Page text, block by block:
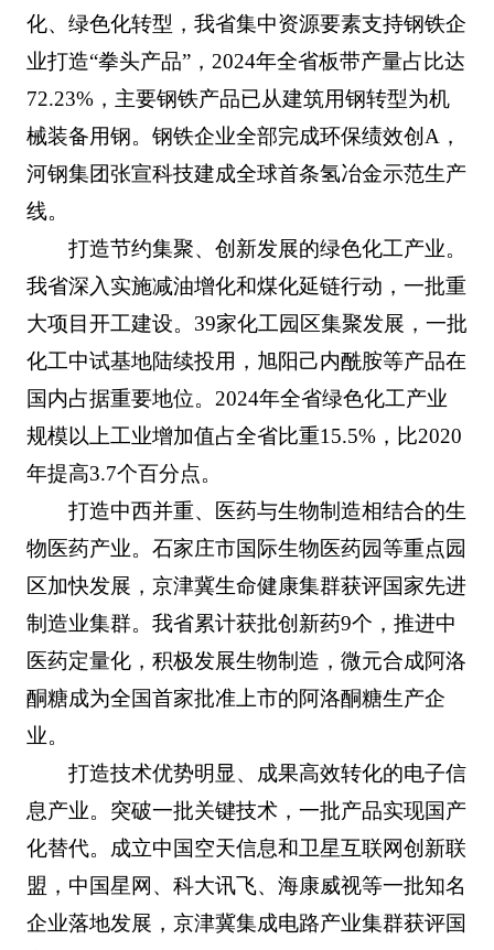
化、绿色化转型，我省集中资源要素支持钢铁企
业打造“拳头产品”，2024年全省板带产量占比达
72.23%，主要钢铁产品已从建筑用钢转型为机
械装备用钢。钢铁企业全部完成环保绩效创A，
河钢集团张宣科技建成全球首条氢冶金示范生产
线。
打造节约集聚、创新发展的绿色化工产业。
我省深入实施减油增化和煤化延链行动，一批重
大项目开工建设。39家化工园区集聚发展，一批
化工中试基地陆续投用，旭阳己内酰胺等产品在
国内占据重要地位。2024年全省绿色化工产业
规模以上工业增加值占全省比重15.5%，比2020
年提高3.7个百分点。
打造中西并重、医药与生物制造相结合的生
物医药产业。石家庄市国际生物医药园等重点园
区加快发展，京津冀生命健康集群获评国家先进
制造业集群。我省累计获批创新药9个，推进中
医药定量化，积极发展生物制造，微元合成阿洛
酮糖成为全国首家批准上市的阿洛酮糖生产企
业。
打造技术优势明显、成果高效转化的电子信
息产业。突破一批关键技术，一批产品实现国产
化替代。成立中国空天信息和卫星互联网创新联
盟，中国星网、科大讯飞、海康威视等一批知名
企业落地发展，京津冀集成电路产业集群获评国